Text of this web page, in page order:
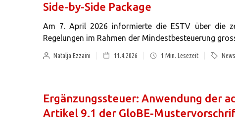
Side-by-Side Package
Am 7. April 2026 informierte die ESTV über die
Regelungen im Rahmen der Mindestbesteuerung
Natalja Ezzaini 11.4.2026 1 Min. Lesezeit
Ergänzungssteuer: Anwendung der
Artikel 9.1 der GloBE-